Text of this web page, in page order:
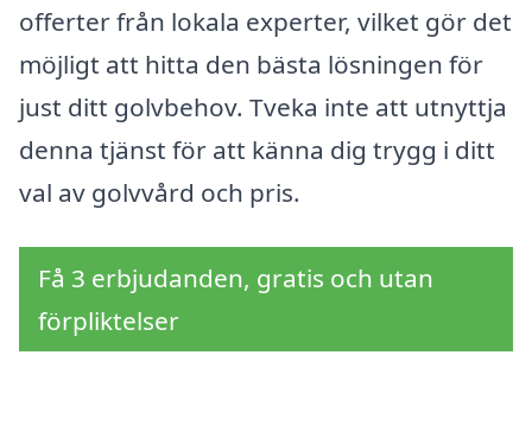
offerter från lokala experter, vilket gör det
möjligt att hitta den bästa lösningen för
just ditt golvbehov. Tveka inte att utnyttja
denna tjänst för att känna dig trygg i ditt
val av golvvård och pris.
Få 3 erbjudanden, gratis och utan
förpliktelser